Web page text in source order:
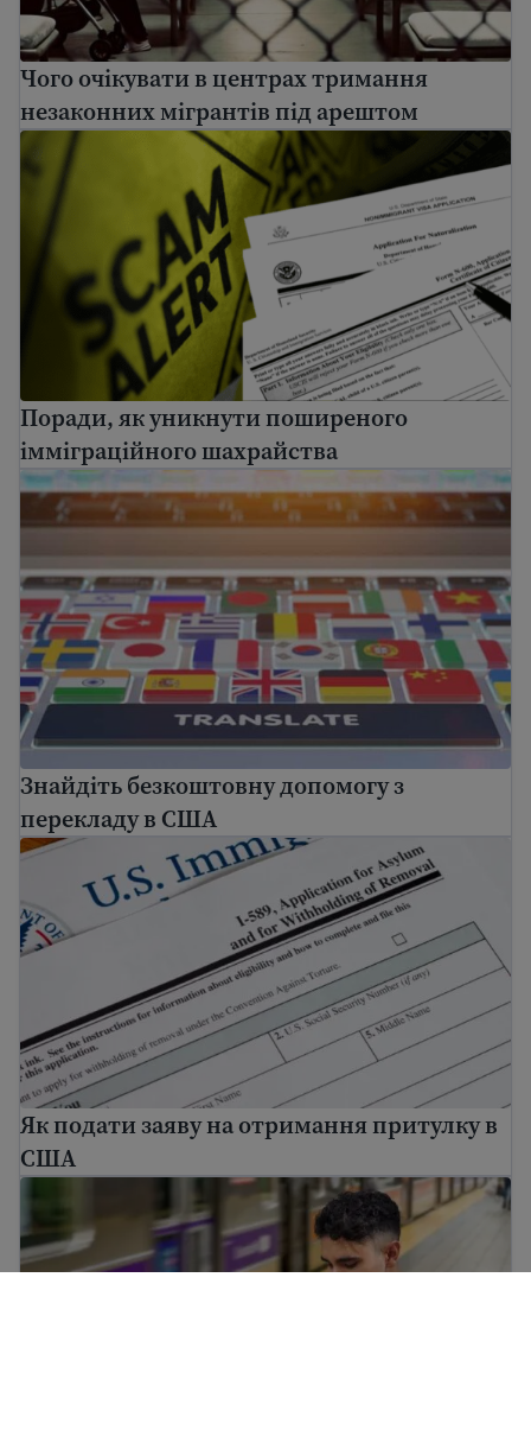
Чого очікувати в центрах тримання
незаконних мігрантів під арештом
Поради, як уникнути поширеного імміграційного
Поради, як уникнути поширеного
імміграційного шахрайства
Знайдіть безкоштовну допомогу з перекладу в
Знайдіть безкоштовну допомогу з
перекладу в США
Як подати заяву на отримання притулку в США
Як подати заяву на отримання притулку в
США
Посібник з імміграції